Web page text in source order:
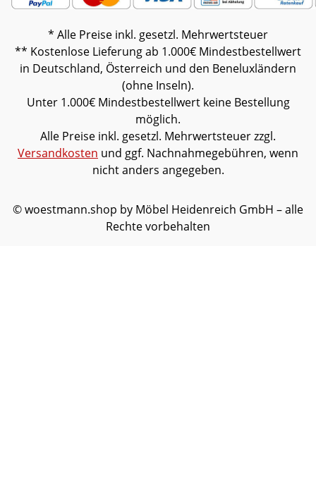
* Alle Preise inkl. gesetzl. Mehrwertsteuer
** Kostenlose Lieferung ab 1.000€ Mindestbestellwert
in Deutschland, Österreich und den Beneluxländern
(ohne Inseln).
Unter 1.000€ Mindestbestellwert keine Bestellung
möglich.
Alle Preise inkl. gesetzl. Mehrwertsteuer zzgl.
Versandkosten und ggf. Nachnahmegebühren, wenn
nicht anders angegeben.
© woestmann.shop by Möbel Heidenreich GmbH – alle
Rechte vorbehalten